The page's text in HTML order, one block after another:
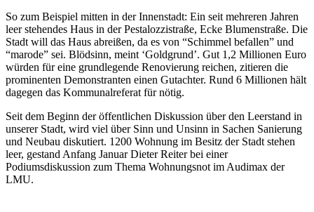
So zum Beispiel mitten in der Innenstadt: Ein seit mehreren Jahren
leer stehendes Haus in der Pestalozzistraße, Ecke Blumenstraße. Die
Stadt will das Haus abreißen, da es von “Schimmel befallen” und
“marode” sei. Blödsinn, meint ‘Goldgrund’. Gut 1,2 Millionen Euro
würden für eine grundlegende Renovierung reichen, zitieren die
prominenten Demonstranten einen Gutachter. Rund 6 Millionen hält
dagegen das Kommunalreferat für nötig.
Seit dem Beginn der öffentlichen Diskussion über den Leerstand in
unserer Stadt, wird viel über Sinn und Unsinn in Sachen Sanierung
und Neubau diskutiert. 1200 Wohnung im Besitz der Stadt stehen
leer, gestand Anfang Januar Dieter Reiter bei einer
Podiumsdiskussion zum Thema Wohnungsnot im Audimax der
LMU.